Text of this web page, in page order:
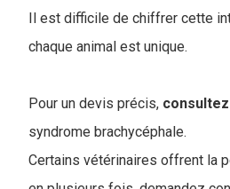
Il est difficile de chiffrer cette
chaque animal est unique.
Pour un devis précis, consultez
syndrome brachycéphale.
Certains vétérinaires offrent la